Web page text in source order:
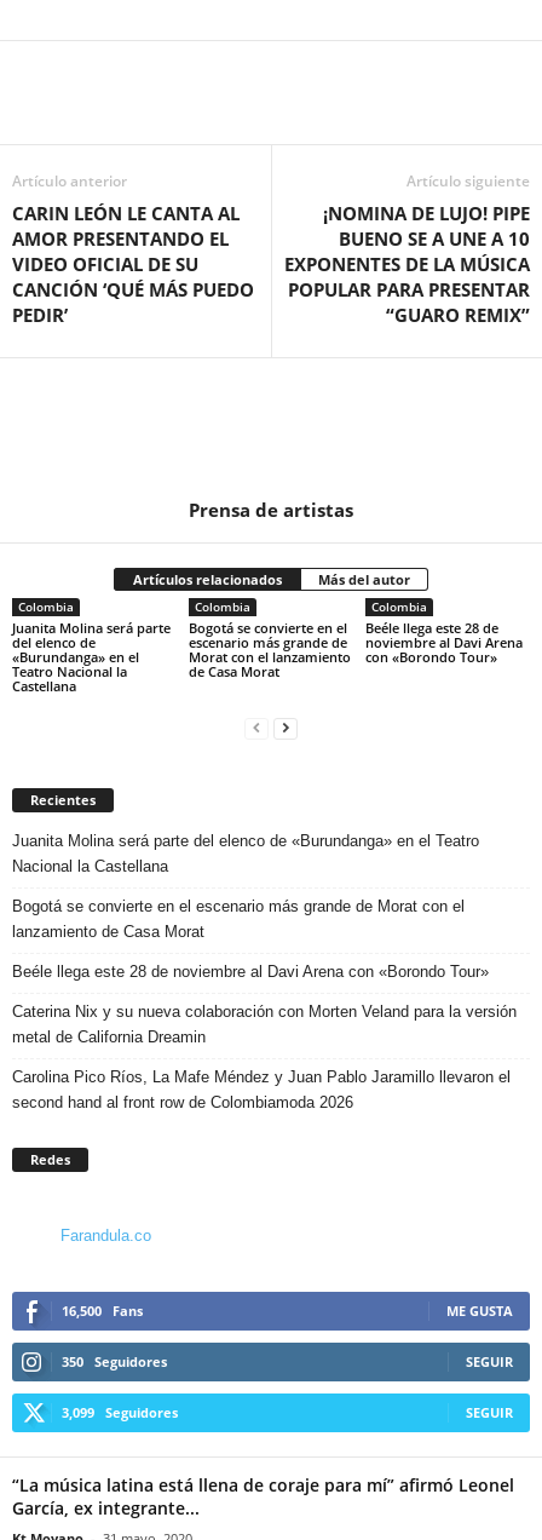
Artículo anterior
CARIN LEÓN LE CANTA AL
AMOR PRESENTANDO EL
VIDEO OFICIAL DE SU
CANCIÓN ‘QUÉ MÁS PUEDO
PEDIR’
Artículo siguiente
¡NOMINA DE LUJO! PIPE
BUENO SE A UNE A 10
EXPONENTES DE LA MÚSICA
POPULAR PARA PRESENTAR
“GUARO REMIX”
Prensa de artistas
Artículos relacionados Más del autor
Colombia
Juanita Molina será parte
del elenco de
«Burundanga» en el
Teatro Nacional la
Castellana
Colombia
Bogotá se convierte en el
escenario más grande de
Morat con el lanzamiento
de Casa Morat
Colombia
Beéle llega este 28 de
noviembre al Davi Arena
con «Borondo Tour»
Recientes
Juanita Molina será parte del elenco de «Burundanga» en el Teatro
Nacional la Castellana
Bogotá se convierte en el escenario más grande de Morat con el
lanzamiento de Casa Morat
Beéle llega este 28 de noviembre al Davi Arena con «Borondo Tour»
Caterina Nix y su nueva colaboración con Morten Veland para la versión
metal de California Dreamin
Carolina Pico Ríos, La Mafe Méndez y Juan Pablo Jaramillo llevaron el
second hand al front row de Colombiamoda 2026
Redes
Farandula.co
16,500 Fans ME GUSTA
350 Seguidores SEGUIR
3,099 Seguidores SEGUIR
“La música latina está llena de coraje para mí” afirmó Leonel
García, ex integrante...